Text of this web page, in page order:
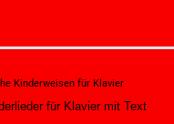
Kinderweisen für Klavier
für Klavier mit Text